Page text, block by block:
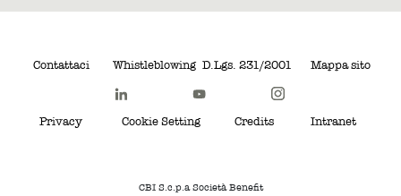
Contattaci Whistleblowing D.Lgs. 231/2001 Mappa sito
Privacy Cookie Setting Credits Intranet
CBI S.c.p.a Società Benefit